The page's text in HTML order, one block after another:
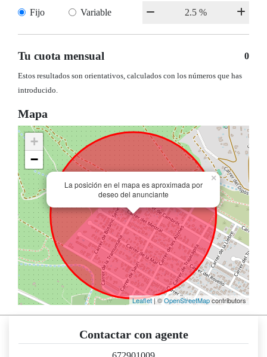
Fijo Variable
Tu cuota mensual 0
Estos resultados son orientativos, calculados con los números que has
introducido.
Mapa
La posición en el mapa es aproximada por
deseo del anunciante
×
+
−
Leaflet| ©OpenStreetMapcontributors
Contactar con agente